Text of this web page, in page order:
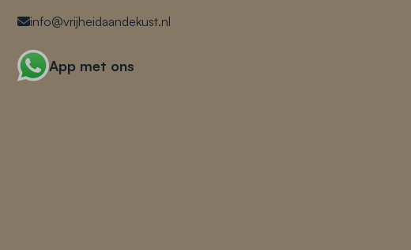
info@vrijheidaandekust.nl
App met ons